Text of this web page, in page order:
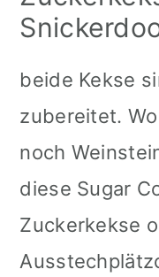
beide Kekse
zubereitet.
noch
diese Sugar
Zuckerkekse